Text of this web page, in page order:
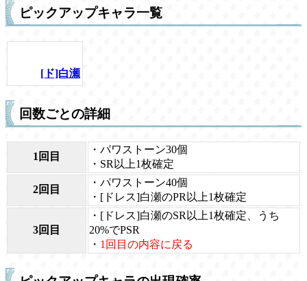
ピックアップキャラ一覧
[ド]白瀬
回数ごとの詳細
1回目
・パワストーン30個
・SR以上1枚確定
2回目
・パワストーン40個
・[ドレス]白瀬のPR以上1枚確定
3回目
・[ドレス]白瀬のSR以上1枚確定、うち
20%でPSR
・ 1回目の内容に戻る